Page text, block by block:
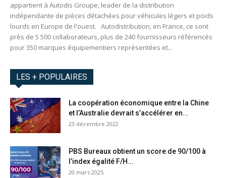
appartient à Autodis Groupe, leader de la distribution
indépendante de pièces détachées pour véhicules légers et poids
lourds en Europe de l'ouest. Autodistribution, en France, ce sont
près de 5 500 collaborateurs, plus de 240 fournisseurs référencés
pour 350 marques équipementiers représentées et...
LES + POPULAIRES
La coopération économique entre la Chine
et l’Australie devrait s’accélérer en...
23 décembre 2022
PBS Bureaux obtient un score de 90/100 à
l’index égalité F/H...
20 mars 2025